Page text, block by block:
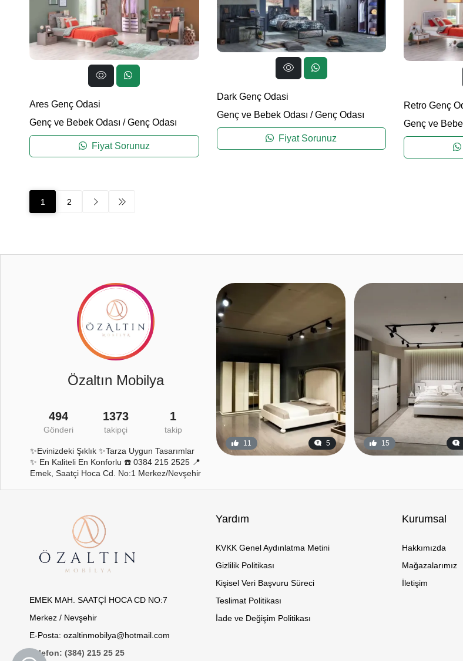
Ares Genç Odasi
Genç ve Bebek Odası /Genç Odası
Fiyat Sorunuz
Dark Genç Odasi
Genç ve Bebek Odası /Genç Odası
Fiyat Sorunuz
Retro Genç
Genç ve
1 2
Özaltın Mobilya
494
Gönderi
1373
takipçi
1
takip
✨Evinizdeki Şıklık ✨Tarza Uygun Tasarımlar
✨ En Kaliteli En Konforlu ☎️ 0384 215 2525 📍
Emek, Saatçi Hoca Cd. No:1 Merkez/Nevşehir
11 5 15
EMEK MAH. SAATÇİ HOCA CD NO:7
Merkez / Nevşehir
E-Posta: ozaltinmobilya@hotmail.com
Telefon: (384) 215 25 25
Yardım
KVKK Genel Aydınlatma Metini
Gizlilik Politikası
Kişisel Veri Başvuru Süreci
Teslimat Politikası
İade ve Değişim Politikası
Kurumsal
Hakkımızda
Mağazalarımız
İletişim